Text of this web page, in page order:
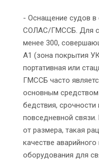
- Оснащение судов в
СОЛАС/ГМССБ. Для
менее 300,
А1 (зона покрытия
портативная или
ГМССБ часто
основным
бедствия,
повседневной
от размера, такая
качестве
оборудования для